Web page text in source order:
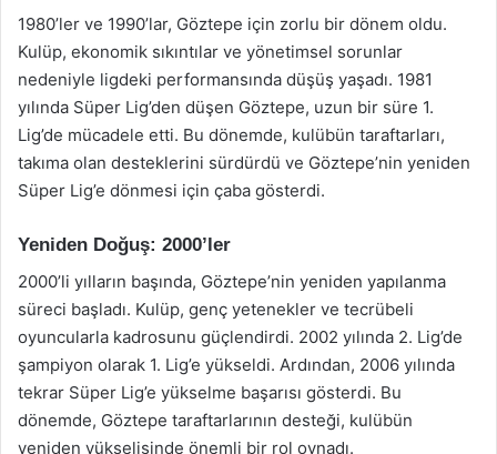
1980’ler ve 1990’lar, Göztepe için zorlu bir dönem oldu.
Kulüp, ekonomik sıkıntılar ve yönetimsel sorunlar
nedeniyle ligdeki performansında düşüş yaşadı. 1981
yılında Süper Lig’den düşen Göztepe, uzun bir süre 1.
Lig’de mücadele etti. Bu dönemde, kulübün taraftarları,
takıma olan desteklerini sürdürdü ve Göztepe’nin yeniden
Süper Lig’e dönmesi için çaba gösterdi.
Yeniden Doğuş: 2000’ler
2000’li yılların başında, Göztepe’nin yeniden yapılanma
süreci başladı. Kulüp, genç yetenekler ve tecrübeli
oyuncularla kadrosunu güçlendirdi. 2002 yılında 2. Lig’de
şampiyon olarak 1. Lig’e yükseldi. Ardından, 2006 yılında
tekrar Süper Lig’e yükselme başarısı gösterdi. Bu
dönemde, Göztepe taraftarlarının desteği, kulübün
yeniden yükselişinde önemli bir rol oynadı.